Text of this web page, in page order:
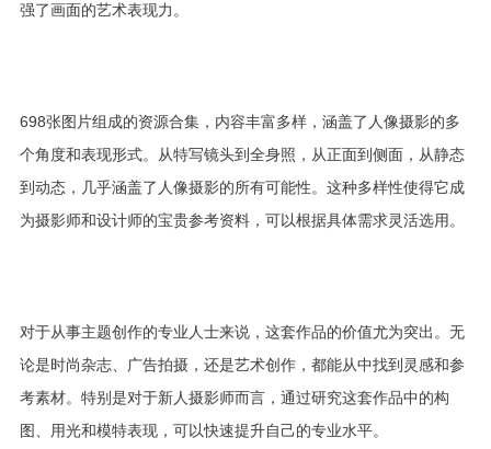
强了画面的艺术表现力。
698张图片组成的资源合集，内容丰富多样，涵盖了人像摄影的多
个角度和表现形式。从特写镜头到全身照，从正面到侧面，从静态
到动态，几乎涵盖了人像摄影的所有可能性。这种多样性使得它成
为摄影师和设计师的宝贵参考资料，可以根据具体需求灵活选用。
对于从事主题创作的专业人士来说，这套作品的价值尤为突出。无
论是时尚杂志、广告拍摄，还是艺术创作，都能从中找到灵感和参
考素材。特别是对于新人摄影师而言，通过研究这套作品中的构
图、用光和模特表现，可以快速提升自己的专业水平。